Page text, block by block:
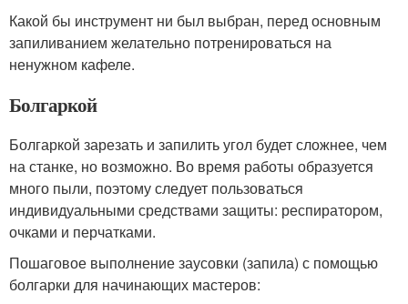
Какой бы инструмент ни был выбран, перед основным
запиливанием желательно потренироваться на
ненужном кафеле.
Болгаркой
Болгаркой зарезать и запилить угол будет сложнее, чем
на станке, но возможно. Во время работы образуется
много пыли, поэтому следует пользоваться
индивидуальными средствами защиты: респиратором,
очками и перчатками.
Пошаговое выполнение заусовки (запила) с помощью
болгарки для начинающих мастеров: